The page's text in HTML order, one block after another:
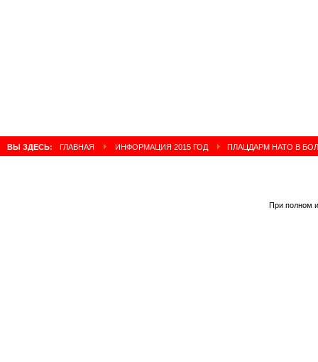
ВЫ ЗДЕСЬ: ГЛАВНАЯ ИНФОРМАЦИЯ 2015 ГОД ПЛАЦДАРМ НАТО В
При полном